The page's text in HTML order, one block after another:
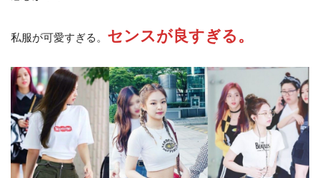
私服が可愛すぎる。 センスが良すぎる。